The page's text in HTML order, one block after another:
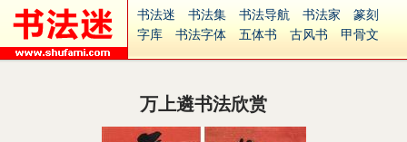
书法迷 书法集 书法导航 书法家
篆刻
字库
书法字体 五体书 古风书
甲骨文
集字
字形 大字 篆刻之家
古籍
中医 象棋 游戏
起名
英语 印章
万上遴书法欣赏